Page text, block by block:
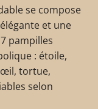
se compose
et une
pampilles
: étoile,
œil, tortue,
selon